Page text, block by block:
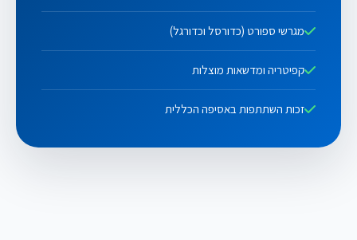
מגרשי ספורט (כדורסל וכדורגל)
קפיטריה ומדשאות מוצלות
זכות השתתפות באסיפה הכללית